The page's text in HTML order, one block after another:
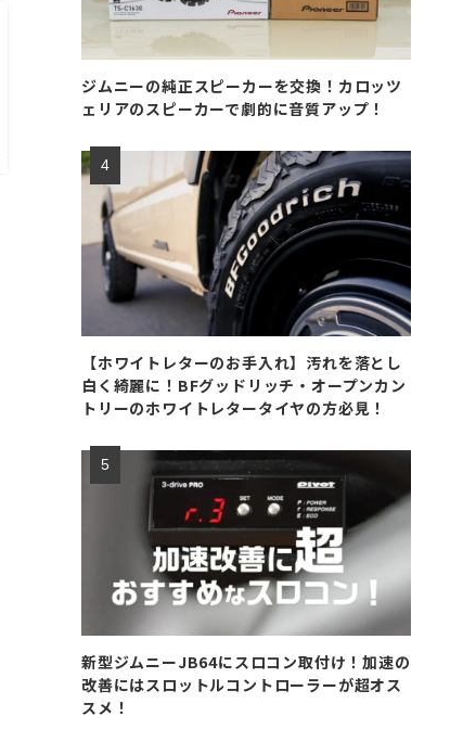
ジムニーの純正スピーカーを交換！カロッツ
ェリアのスピーカーで劇的に音質アップ！
【ホワイトレターのお手入れ】汚れを落とし
白く綺麗に！BFグッドリッチ・オープンカン
トリーのホワイトレタータイヤの方必見！
新型ジムニーJB64にスロコン取付け！加速の
改善にはスロットルコントローラーが超オス
スメ！